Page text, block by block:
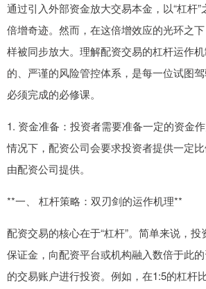
通过引入外部资金放大交易本金，以“杠杆
倍增奇迹。然而，在这倍增效应的光环之
样被同步放大。理解配资交易的杠杆运作
的、严谨的风险管控体系，是每一位试图
必须完成的必修课。
1. 资金准备：投资者需要准备一定的资金
情况下，配资公司会要求投资者提供一定
由配资公司提供。
**一、 杠杆策略：双刃剑的运作机理**
配资交易的核心在于“杠杆”。简单来说，
保证金，向配资平台或机构融入数倍于此
的交易账户进行投资。例如，在1:5的杠杆